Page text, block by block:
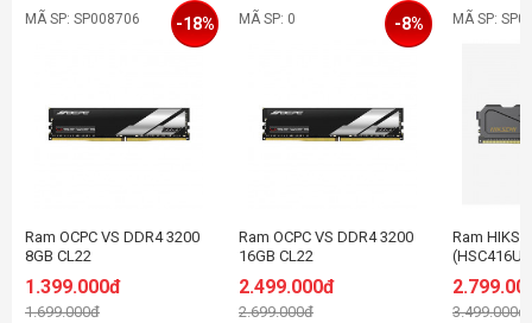
MÃ SP: SP008706
Ram OCPC VS DDR4 3200
8GB CL22
1.399.000đ
1.699.000đ
-18% MÃ SP: 0
Ram OCPC VS DDR4 3200
16GB CL22
2.499.000đ
2.699.000đ
-8% MÃ SP:
Ram
3.499.000đ